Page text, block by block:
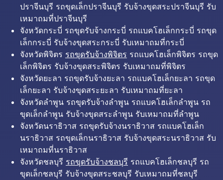
ปราจีนบุรี รถขุดเล็กปราจีนบุรี รับจ้างขุดสระปราจีนบุรี รับ
เหมาถมที่ปราจีนบุรี
จังหวัดกระบี่ รถขุดรับจ้างกระบี่ รถแบคโฮเล็กกระบี่ รถขุด
เล็กกระบี่ รับจ้างขุดสระกระบี่ รับเหมาถมที่กระบี่
จังหวัดพิจิตร รถขุดรับจ้างพิจิตร รถแบคโฮเล็กพิจิตร รถขุด
เล็กพิจิตร รับจ้างขุดสระพิจิตร รับเหมาถมที่พิจิตร
จังหวัดยะลา รถขุดรับจ้างยะลา รถแบคโฮเล็กยะลา รถขุด
เล็กยะลา รับจ้างขุดสระยะลา รับเหมาถมที่ยะลา
จังหวัดลำพูน รถขุดรับจ้างลำพูน รถแบคโฮเล็กลำพูน รถ
ขุดเล็กลำพูน รับจ้างขุดสระลำพูน รับเหมาถมที่ลำพูน
จังหวัดนราธิวาส รถขุดรับจ้างนราธิวาส รถแบคโฮเล็ก
นราธิวาส รถขุดเล็กนราธิวาส รับจ้างขุดสระนราธิวาส รับ
เหมาถมที่นราธิวาส
จังหวัดชลบุรี รถขุดรับจ้างชลบุรี รถแบคโฮเล็กชลบุรี รถ
ขุดเล็กชลบุรี รับจ้างขุดสระชลบุรี รับเหมาถมที่ชลบุรี